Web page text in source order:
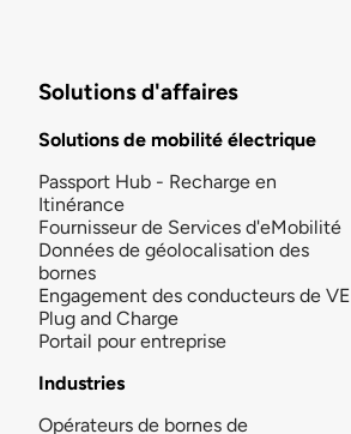
Solutions d'affaires
Solutions de mobilité électrique
Passport Hub - Recharge en
Itinérance
Fournisseur de Services d'eMobilité
Données de géolocalisation des
bornes
Engagement des conducteurs de VE
Plug and Charge
Portail pour entreprise
Industries
Opérateurs de bornes de